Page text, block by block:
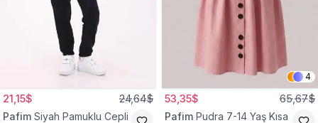
21,15$ 24,64$
Pafim Siyah Pamuklu Cepli
4
53,35$ 65,67$
Pafim Pudra 7-14 Yaş Kısa